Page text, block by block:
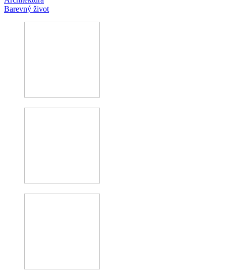
Barevný život